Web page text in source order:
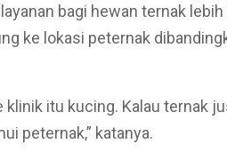
bagi hewan ternak
ke lokasi peternak
klinik itu kucing. Kalau ternak
peternak,” katanya.